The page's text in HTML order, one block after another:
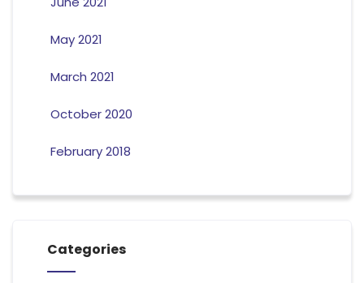
May 2021
March 2021
October 2020
February 2018
Categories